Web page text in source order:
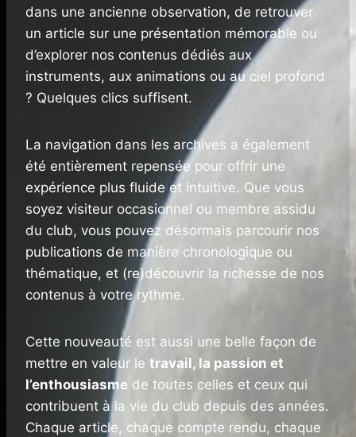
dans une ancienne observation, de retrouver
un article sur une présentation mémorable ou
d’explorer nos contenus dédiés aux
instruments, aux animations ou au ciel profond
? Quelques clics suffisent.
La navigation dans les archives a également
été entièrement repensée pour offrir une
expérience plus fluide et intuitive. Que vous
soyez visiteur occasionnel ou membre assidu
du club, vous pouvez désormais parcourir nos
publications de manière chronologique ou
thématique, et (re)découvrir la richesse de nos
contenus à votre rythme.
Cette nouveauté est aussi une belle façon de
mettre en valeur le travail, la passion et
l’enthousiasme de toutes celles et ceux qui
contribuent à la vie du club depuis des années.
Chaque article, chaque compte rendu, chaque